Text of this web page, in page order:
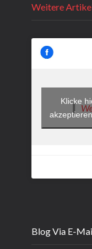
Weitere
Klicke
Blog Via E-